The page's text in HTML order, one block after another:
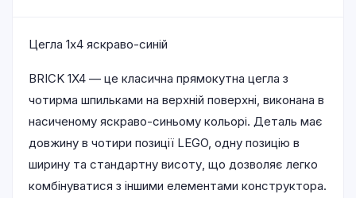
Цегла 1х4 яскраво-синій
BRICK 1X4 — це класична прямокутна цегла з
чотирма шпильками на верхній поверхні, виконана в
насиченому яскраво-синьому кольорі. Деталь має
довжину в чотири позиції LEGO, одну позицію в
ширину та стандартну висоту, що дозволяє легко
комбінуватися з іншими елементами конструктора.